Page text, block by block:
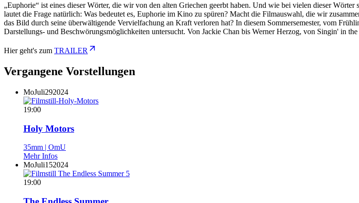
„Euphorie“ ist eines dieser Wörter, die wir von den alten Griechen geerbt haben. Und wie bei vielen dieser
lautet die Frage natürlich: Was bedeutet es, Euphorie im Kino zu spüren? Macht die Filmauswahl, die wir
das Bild durch seine überwältigende Vervielfachung an Kraft verloren hat? In diesem Sommersemester, vom
Darstellungs- und Beschwörungsmöglichkeiten untersucht. Von Jackie Chan bis Werner Herzog, von Singin' in
Hier geht's zum TRAILER
Vergangene Vorstellungen
MoJuli292024
19:00
Holy Motors
35mm | OmU
Mehr Infos
MoJuli152024
19:00